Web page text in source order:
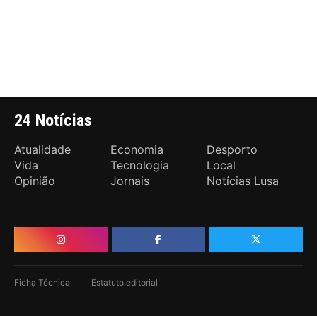
24 Notícias
Atualidade Economia
Desporto
Vida
Tecnologia
Local
Opinião
Jornais Notícias Lusa
Ficha Técnica Estatuto editorial